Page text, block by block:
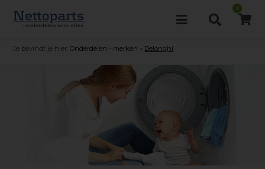
0
Je bevindt je hier: Onderdelen - merken Delonghi